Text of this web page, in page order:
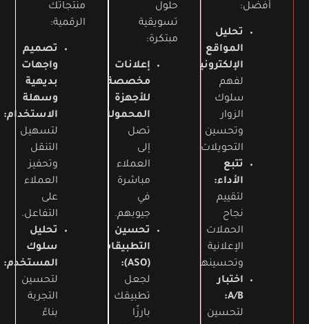
أفضل:
تحليل
المواقع
الإلكترونية:
لفهم
سلوك
الزوار
وتحسين
التحويلات.
تتبع
الأداء:
لتقييم
نجاح
الحملات
الإعلانية
وتحسينها.
اختبار
A/B:
لتحسين
حلول
تسويقية
مبتكرة:
إعلانات
مخصصة
للأجهزة
المحمولة:
تصل
إلى
العملاء
مباشرة
في
جيوبهم.
تحسين
التطبيقات
(ASO):
لجعل
تطبيقك
بارزًا
منتجاتك
الرقمية:
تصميم
واجهات
بديهية
وسهلة
الاستخدام:
لتسهيل
التنقل
وتحفيز
العملاء
على
التفاعل.
تحليل
سلوك
المستخدم:
لتحسين
التجربة
بناءً